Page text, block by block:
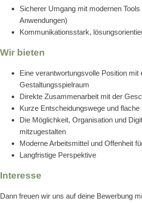
Sicherer Umgang mit modernen
Anwendungen)
Kommunikationsstark,
Wir bieten
Eine verantwortungsvolle Position mit
Gestaltungsspielraum
Direkte Zusammenarbeit mit der
Kurze Entscheidungswege und flache
Die Möglichkeit, Organisation und
mitzugestalten
Moderne Arbeitsmittel und Offenheit
Langfristige Perspektive
Interesse
Dann freuen wir uns auf deine Bewerbung